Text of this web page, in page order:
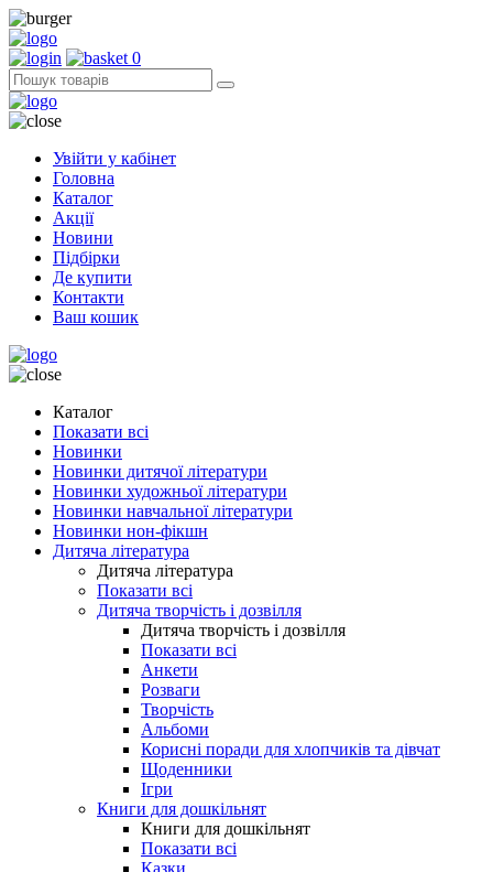
0
Увійти у кабінет
Головна
Каталог
Акції
Новини
Підбірки
Де купити
Контакти
Ваш кошик
Каталог
Показати всі
Новинки
Новинки дитячої літератури
Новинки художньої літератури
Новинки навчальної літератури
Новинки нон-фікшн
Дитяча література
Дитяча література
Показати всі
Дитяча творчість і дозвілля
Дитяча творчість і дозвілля
Показати всі
Анкети
Розваги
Творчість
Альбоми
Корисні поради для хлопчиків та дівчат
Щоденники
Ігри
Книги для дошкільнят
Книги для дошкільнят
Показати всі
Казки